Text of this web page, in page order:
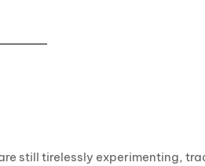
still tirelessly experimenting,